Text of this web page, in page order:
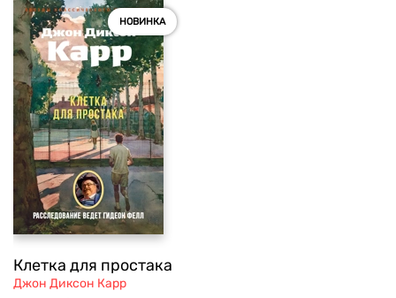
НОВИНКА
Клетка для простака
Джон Диксон Карр